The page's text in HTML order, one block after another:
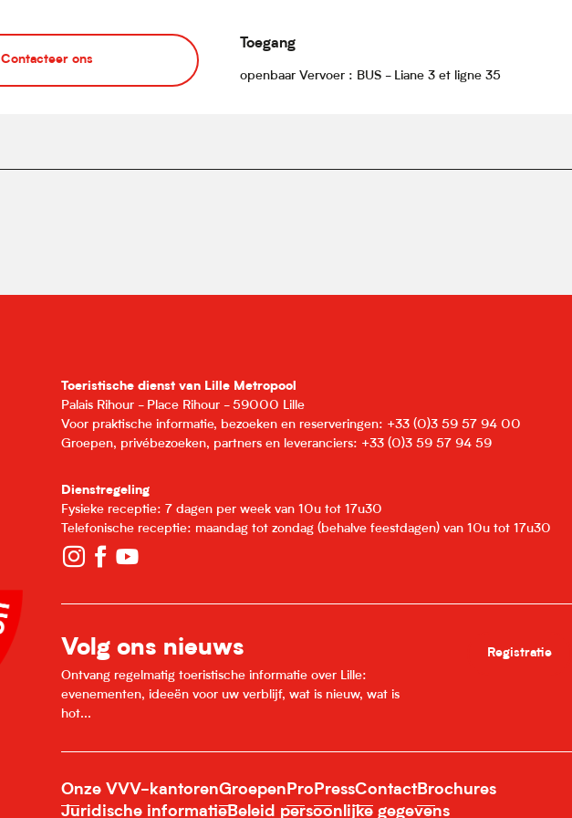
Contacteer ons
Toegang
Toegang
openbaar Vervoer : BUS - Liane 3 et ligne 35
Toeristische dienst van Lille Metropool
Palais Rihour - Place Rihour - 59000 Lille
Voor praktische informatie, bezoeken en reserveringen: +33 (0)3 59 57 94 00
Groepen, privébezoeken, partners en leveranciers: +33 (0)3 59 57 94 59
Dienstregeling
Fysieke receptie: 7 dagen per week van 10u tot 17u30
Telefonische receptie: maandag tot zondag (behalve feestdagen) van 10u tot 17u30
Volg ons nieuws
Ontvang regelmatig toeristische informatie over Lille:
evenementen, ideeën voor uw verblijf, wat is nieuw, wat is
hot...
Registratie
Onze VVV-kantorenGroepen Pro PressContactBrochures
Juridische informatieBeleid persoonlijke gegevens